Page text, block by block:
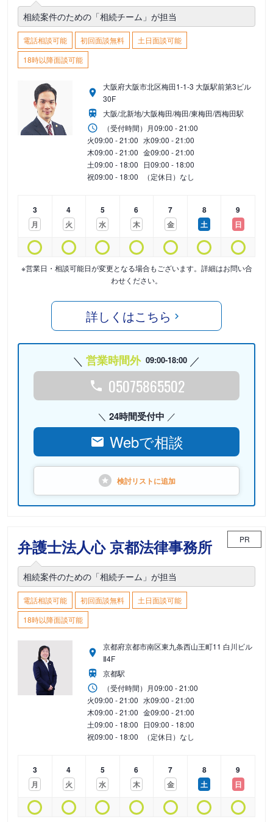
相続案件のための「相続チーム」が担当
電話相談可能 初回面談無料
土日面談可能
18時以降面談可能
大阪府大阪市北区梅田1-1-3 大阪駅前第3ビル
30F
大阪/北新地/大阪梅田/梅田/東梅田/西梅田駅
（受付時間） 月09:00 - 21:00
火09:00 - 21:00 水09:00 - 21:00
木09:00 - 21:00 金09:00 - 21:00
土09:00 - 18:00 日09:00 - 18:00
祝09:00 - 18:00 （定休日）なし
3
月
4
火
5
水
6
木
7
金
8
土
9
日
※営業日・相談可能日が変更となる場合もございます。詳細はお問い合
わせください。
詳しくはこちら
営業時間外 09:00-18:00
05075865502
24時間受付中
Webで相談
検討リストに追加
弁護士法人心 京都法律事務所 PR
相続案件のための「相続チーム」が担当
電話相談可能 初回面談無料
土日面談可能
18時以降面談可能
京都府京都市南区東九条西山王町11 白川ビル
Ⅱ4F
京都駅
（受付時間） 月09:00 - 21:00
火09:00 - 21:00 水09:00 - 21:00
木09:00 - 21:00 金09:00 - 21:00
土09:00 - 18:00 日09:00 - 18:00
祝09:00 - 18:00 （定休日）なし
3
月
4
火
5
水
6
木
7
金
8
土
9
日